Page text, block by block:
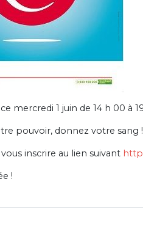
mercredi 1 juin de 14 h 00 à
pouvoir, donnez votre sang !
inscrire au lien suivant
!